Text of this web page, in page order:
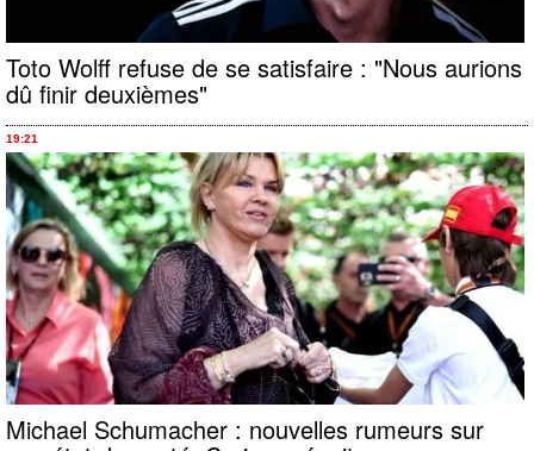
Toto Wolff refuse de se satisfaire : "Nous aurions
dû finir deuxièmes"
19:21
Michael Schumacher : nouvelles rumeurs sur